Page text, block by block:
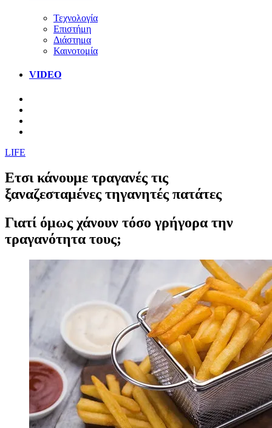
Τεχνολογία
Επιστήμη
Διάστημα
Καινοτομία
VIDEO
LIFE
Ετσι κάνουμε τραγανές τις
ξαναζεσταμένες τηγανητές πατάτες
Γιατί όμως χάνουν τόσο γρήγορα την
τραγανότητα τους;